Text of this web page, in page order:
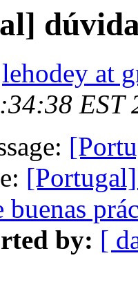
lehodey at
EST
buenas
by: [